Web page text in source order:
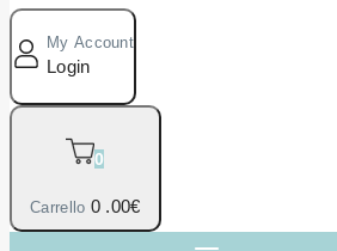
My Account
Login
0
Carrello 0 .00€